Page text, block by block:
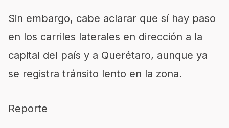
Sin embargo, cabe aclarar que sí hay paso
en los carriles laterales en dirección a la
capital del país y a Querétaro, aunque ya
se registra tránsito lento en la zona.
Reporte